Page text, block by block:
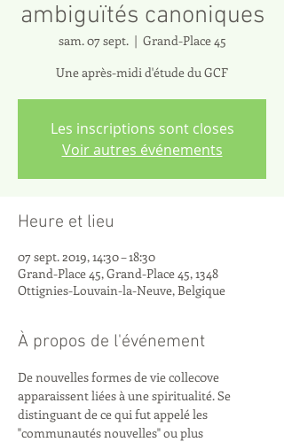
ambiguïtés canoniques
sam. 07 sept.
  |
Grand-Place 45
Une après-midi d'étude du GCF
Les inscriptions sont closes
Voir autres événements
Heure et lieu
07 sept. 2019, 14:30 – 18:30
Grand-Place 45, Grand-Place 45, 1348
Ottignies-Louvain-la-Neuve, Belgique
À propos de l'événement
De nouvelles formes de vie collec0ve
apparaissent liées à une spiritualité. Se
distinguant de ce qui fut appelé les
"communautés nouvelles" ou plus